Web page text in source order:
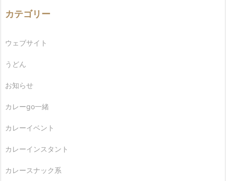
カテゴリー
ウェブサイト
うどん
お知らせ
カレーgo一緒
カレーイベント
カレーインスタント
カレースナック系